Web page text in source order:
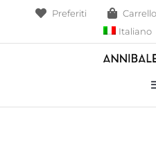
contenuto
Preferiti Carrello
Italiano